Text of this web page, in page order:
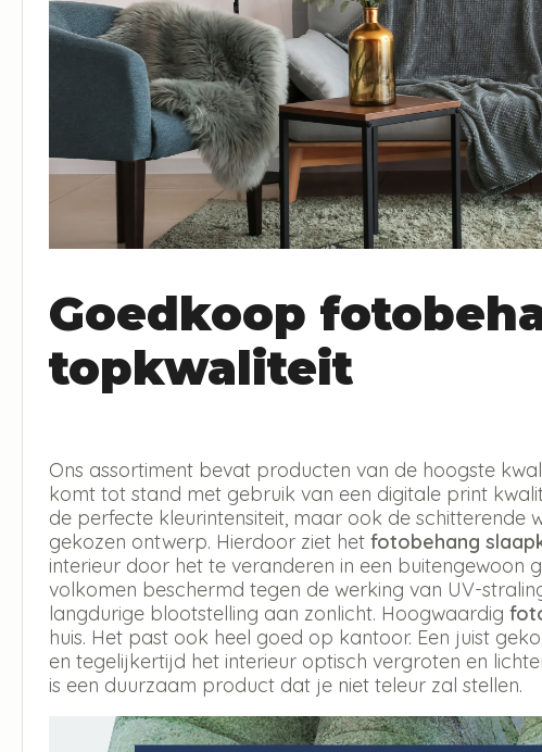
Goedkoop
topkwaliteit
Ons assortiment bevat producten van de hoogste
komt tot stand met gebruik van een digitale print
de perfecte kleurintensiteit, maar ook de schitterende
gekozen ontwerp. Hierdoor ziet het fotobehang
interieur door het te veranderen in een buitengewoon
volkomen beschermd tegen de werking van UV-
langdurige blootstelling aan zonlicht. Hoogwaardig
huis. Het past ook heel goed op kantoor. Een juist
en tegelijkertijd het interieur optisch vergroten en
is een duurzaam product dat je niet teleur zal stellen.